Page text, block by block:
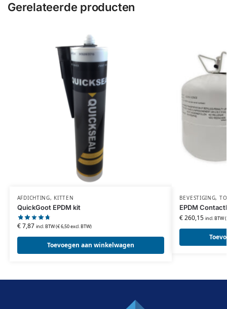
Gerelateerde producten
AFDICHTING, KITTEN
QuickGoot EPDM kit
€7,87 incl. BTW (€6,50excl. BTW)
Toevoegen aan winkelwagen
BEVESTIGING,
EPDM
€260,15 incl. BTW (